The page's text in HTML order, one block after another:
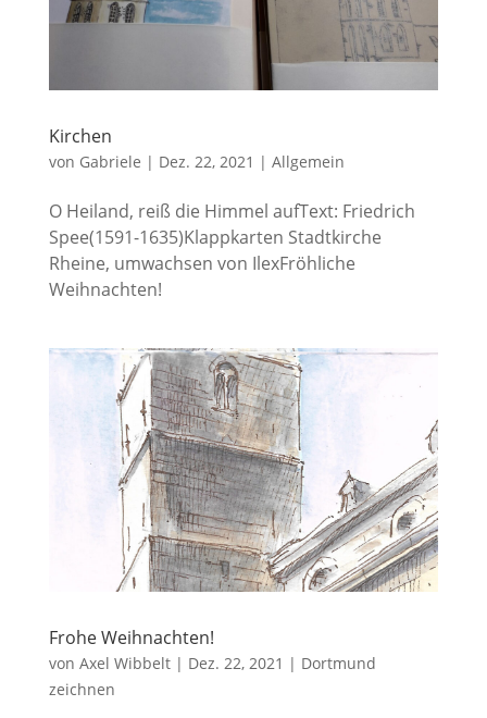
Kirchen
von Gabriele | Dez. 22, 2021 | Allgemein
O Heiland, reiß die Himmel aufText: Friedrich
Spee(1591-1635)Klappkarten Stadtkirche
Rheine, umwachsen von IlexFröhliche
Weihnachten!
Frohe Weihnachten!
von Axel Wibbelt| Dez. 22, 2021 | Dortmund
zeichnen